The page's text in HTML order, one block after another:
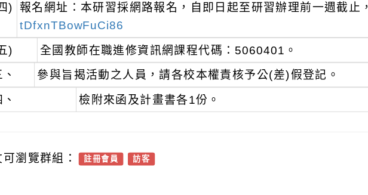
) 報名網址：本研習採網路報名，自即日起至研習辦理前一週截止，
tDfxnTBowFuCi86
)
全國教師在職進修資訊網課程代碼：5060401。
參與旨揭活動之人員，請各校本權責核予公(差)假登記。
檢附來函及計畫書各1份。
可瀏覽群組： 註冊會員 訪客